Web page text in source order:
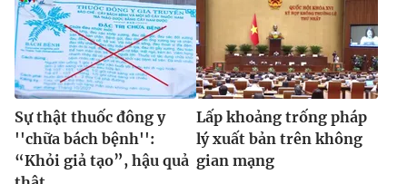
Sự thật thuốc đông y
''chữa bách bệnh'':
“Khỏi giả tạo”, hậu quả
Lấp khoảng trống pháp
lý xuất bản trên không
gian mạng